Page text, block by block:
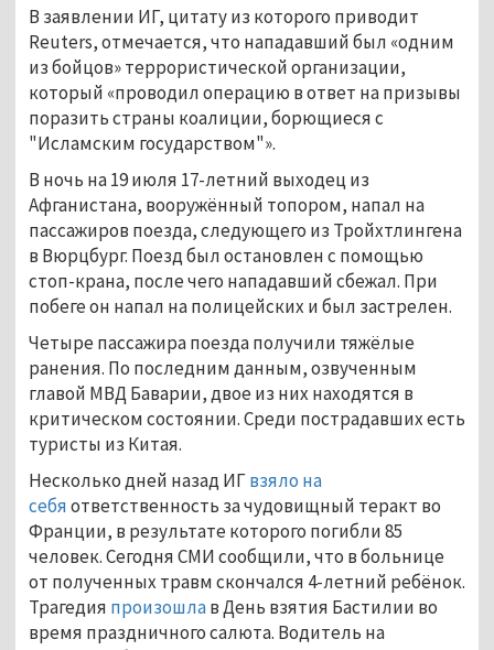
В заявлении ИГ, цитату из которого приводит
Reuters, отмечается, что нападавший был «одним
из бойцов» террористической организации,
который «проводил операцию в ответ на призывы
поразить страны коалиции, борющиеся с
"Исламским государством"».
В ночь на 19 июля 17-летний выходец из
Афганистана, вооружённый топором, напал на
пассажиров поезда, следующего из Тройхтлингена
в Вюрцбург. Поезд был остановлен с помощью
стоп-крана, после чего нападавший сбежал. При
побеге он напал на полицейских и был застрелен.
Четыре пассажира поезда получили тяжёлые
ранения. По последним данным, озвученным
главой МВД Баварии, двое из них находятся в
критическом состоянии. Среди пострадавших есть
туристы из Китая.
Несколько дней назад ИГвзяло на
себяответственность за чудовищный теракт во
Франции, в результате которого погибли 85
человек. Сегодня СМИ сообщили, что в больнице
от полученных травм скончался 4-летний ребёнок.
Трагедия произошлав День взятия Бастилии во
время праздничного салюта. Водитель на